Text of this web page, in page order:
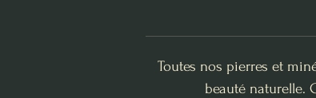
Toutes nos pierres et
beauté naturelle.